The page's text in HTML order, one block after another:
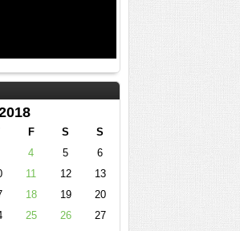
F S S
4 5
6
11 12
13
18 19
20
25 26
27